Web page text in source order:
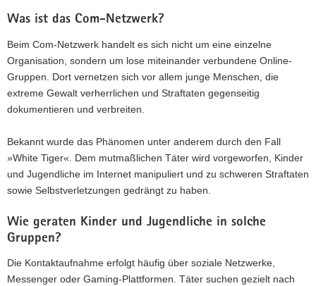
Was ist das Com-Netzwerk?
Beim Com-Netzwerk handelt es sich nicht um eine einzelne
Organisation, sondern um lose miteinander verbundene Online-
Gruppen. Dort vernetzen sich vor allem junge Menschen, die
extreme Gewalt verherrlichen und Straftaten gegenseitig
dokumentieren und verbreiten.
Bekannt wurde das Phänomen unter anderem durch den Fall
»White Tiger«. Dem mutmaßlichen Täter wird vorgeworfen, Kinder
und Jugendliche im Internet manipuliert und zu schweren Straftaten
sowie Selbstverletzungen gedrängt zu haben.
Wie geraten Kinder und Jugendliche in solche
Gruppen?
Die Kontaktaufnahme erfolgt häufig über soziale Netzwerke,
Messenger oder Gaming-Plattformen. Täter suchen gezielt nach